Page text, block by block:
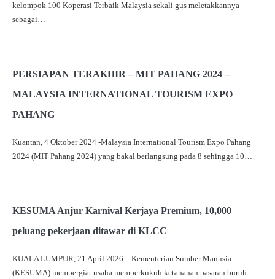
kelompok 100 Koperasi Terbaik Malaysia sekali gus meletakkannya
sebagai…
PERSIAPAN TERAKHIR – MIT PAHANG 2024 –
MALAYSIA INTERNATIONAL TOURISM EXPO
PAHANG
Kuantan, 4 Oktober 2024 -Malaysia International Tourism Expo Pahang
2024 (MIT Pahang 2024) yang bakal berlangsung pada 8 sehingga 10…
KESUMA Anjur Karnival Kerjaya Premium, 10,000
peluang pekerjaan ditawar di KLCC
KUALA LUMPUR, 21 April 2026 – Kementerian Sumber Manusia
(KESUMA) mempergiat usaha memperkukuh ketahanan pasaran buruh